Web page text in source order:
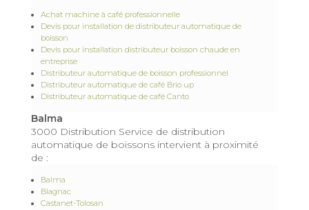
Achat machine à café professionnelle
Devis pour installation de distributeur automatique de
boisson
Devis pour installation distributeur boisson chaude en
entreprise
Distributeur automatique de boisson professionnel
Distributeur automatique de café Brio up
Distributeur automatique de café Canto
Balma
3000 Distribution Service de distribution
automatique de boissons intervient à proximité
de :
Balma
Blagnac
Castanet-Tolosan